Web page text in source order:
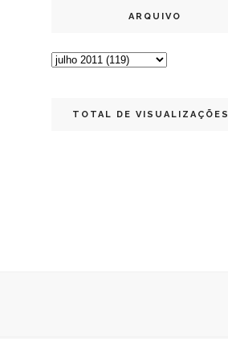
ARQUIVO
TOTAL DE VISUALIZAÇÕES